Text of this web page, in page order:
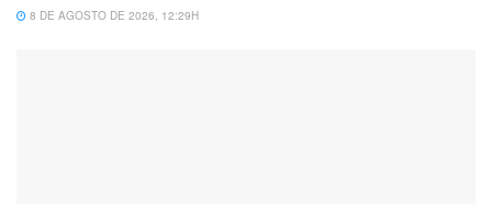
8 DE AGOSTO DE 2026, 12:29H